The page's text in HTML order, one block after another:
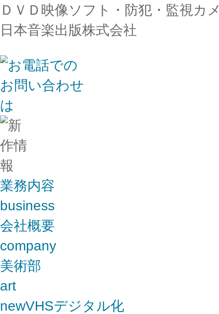
ＤＶＤ映像ソフト・防犯・監視カ
日本音楽出版株式会社
業務内容
business
会社概要
company
美術部
art
newVHSデジタル化